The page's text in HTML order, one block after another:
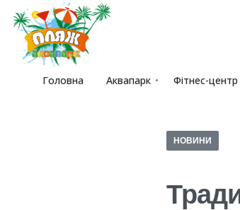
Головна Аквапарк Фітнес-центр
НОВИНИ